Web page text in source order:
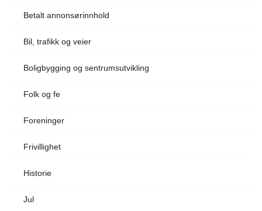
Betalt annonsørinnhold
Bil, trafikk og veier
Boligbygging og sentrumsutvikling
Folk og fe
Foreninger
Frivillighet
Historie
Jul